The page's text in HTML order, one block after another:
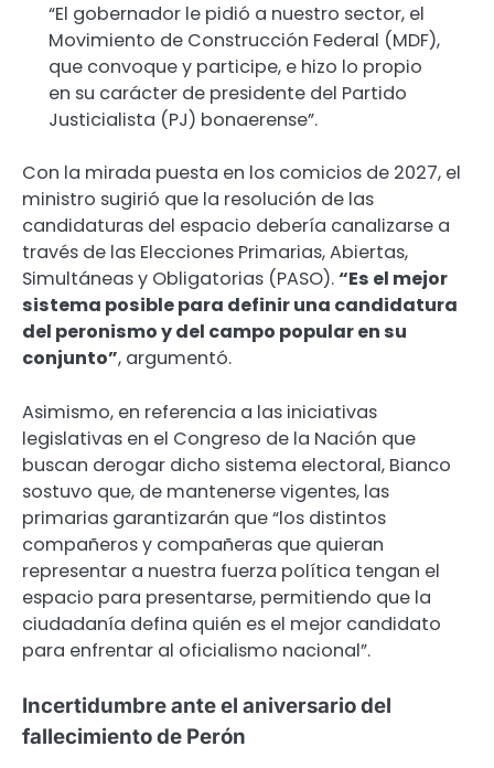
“El gobernador le pidió a nuestro sector, el
Movimiento de Construcción Federal (MDF),
que convoque y participe, e hizo lo propio
en su carácter de presidente del Partido
Justicialista (PJ) bonaerense”.
Con la mirada puesta en los comicios de 2027, el
ministro sugirió que la resolución de las
candidaturas del espacio debería canalizarse a
través de las Elecciones Primarias, Abiertas,
Simultáneas y Obligatorias (PASO).“Es el mejor
sistema posible para definir una candidatura
del peronismo y del campo popular en su
conjunto”, argumentó.
Asimismo, en referencia a las iniciativas
legislativas en el Congreso de la Nación que
buscan derogar dicho sistema electoral, Bianco
sostuvo que, de mantenerse vigentes, las
primarias garantizarán que “los distintos
compañeros y compañeras que quieran
representar a nuestra fuerza política tengan el
espacio para presentarse, permitiendo que la
ciudadanía defina quién es el mejor candidato
para enfrentar al oficialismo nacional”.
Incertidumbre ante el aniversario del
fallecimiento de Perón